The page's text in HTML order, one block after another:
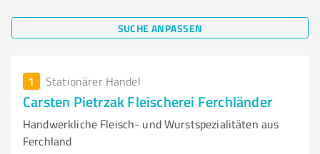
SUCHE ANPASSEN
1 Stationärer Handel
Carsten Pietrzak Fleischerei Ferchländer
Handwerkliche Fleisch- und Wurstspezialitäten aus
Ferchland